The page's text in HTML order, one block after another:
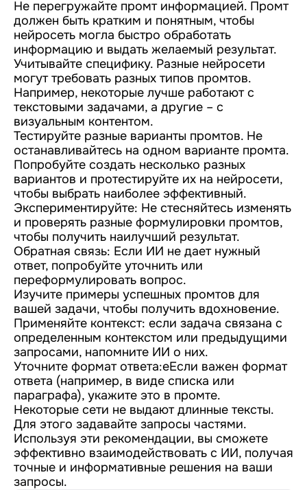
Не перегружайте промт информацией. Промт
должен быть кратким и понятным, чтобы
нейросеть могла быстро обработать
информацию и выдать желаемый результат.
Учитывайте специфику. Разные нейросети
могут требовать разных типов промтов.
Например, некоторые лучше работают с
текстовыми задачами, а другие – с
визуальным контентом.
Тестируйте разные варианты промтов. Не
останавливайтесь на одном варианте промта.
Попробуйте создать несколько разных
вариантов и протестируйте их на нейросети,
чтобы выбрать наиболее эффективный.
Экспериментируйте: Не стесняйтесь изменять
и проверять разные формулировки промтов,
чтобы получить наилучший результат.
Обратная связь: Если ИИ не дает нужный
ответ, попробуйте уточнить или
переформулировать вопрос.
Изучите примеры успешных промтов для
вашей задачи, чтобы получить вдохновение.
Применяйте контекст: если задача связана с
определенным контекстом или предыдущими
запросами, напомните ИИ о них.
Уточните формат ответа:еЕсли важен формат
ответа (например, в виде списка или
параграфа), укажите это в промте.
Некоторые сети не выдают длинные тексты.
Для этого задавайте запросы частями.
Используя эти рекомендации, вы сможете
эффективно взаимодействовать с ИИ, получая
точные и информативные решения на ваши
запросы.